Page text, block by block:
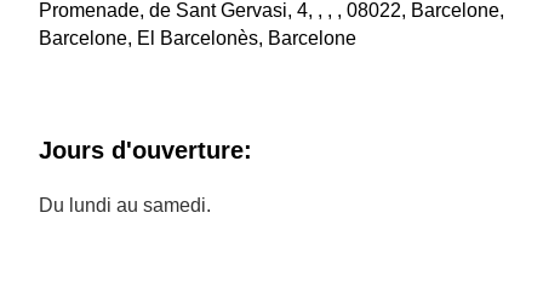
Promenade, de Sant Gervasi, 4, , , , 08022, Barcelone,
Barcelone, El Barcelonès, Barcelone
Jours d'ouverture:
Du lundi au samedi.